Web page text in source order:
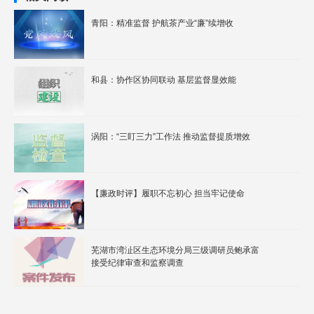
青阳：精准监督 护航茶产业“廉”续增收
和县：协作区协同联动 基层监督显效能
涡阳：“三盯三力”工作法 推动监督提质增效
【廉政时评】履职不忘初心 担当牢记使命
芜湖市湾沚区生态环境分局三级调研员鲍承富
接受纪律审查和监察调查